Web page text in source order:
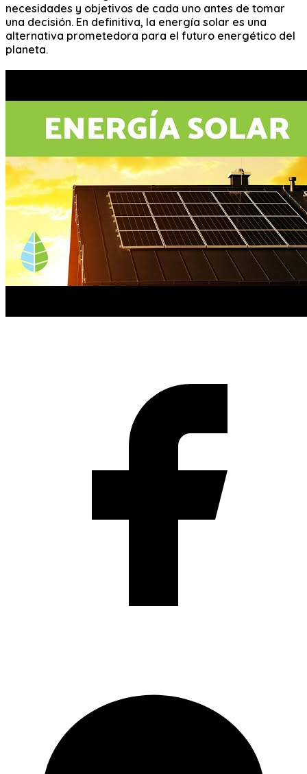
necesidades y objetivos de cada uno antes de tomar
una decisión. En definitiva, la energía solar es una
alternativa prometedora para el futuro energético del
planeta.